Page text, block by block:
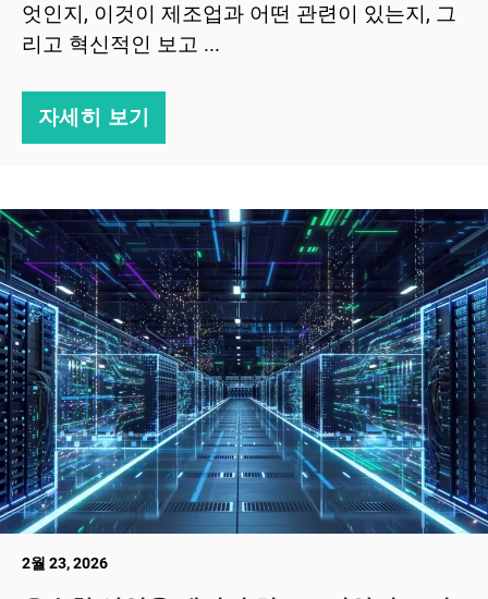
엇인지, 이것이 제조업과 어떤 관련이 있는지, 그
리고 혁신적인 보고 ...
자세히 보기
2월 23, 2026